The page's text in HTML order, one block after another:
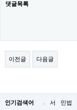
댓글목록
이전글 다음글
인기검색어 . 서 민법